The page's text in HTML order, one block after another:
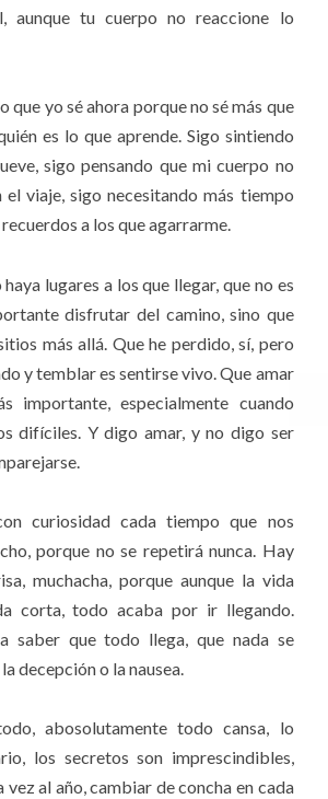
aunque tu cuerpo no reaccione lo
que yo sé ahora porque no sé más que
es lo que aprende. Sigo sintiendo
sigo pensando que mi cuerpo no
el viaje, sigo necesitando más tiempo
a los que agarrarme.
lugares a los que llegar, que no es
disfrutar del camino, sino que
más allá. Que he perdido, sí, pero
y temblar es sentirse vivo. Que amar
importante, especialmente cuando
difíciles. Y digo amar, y no digo ser
curiosidad cada tiempo que nos
porque no se repetirá nunca. Hay
muchacha, porque aunque la vida
corta, todo acaba por ir llegando.
saber que todo llega, que nada se
decepción o la nausea.
abosolutamente todo cansa, lo
los secretos son imprescindibles,
vez al año, cambiar de concha en cada